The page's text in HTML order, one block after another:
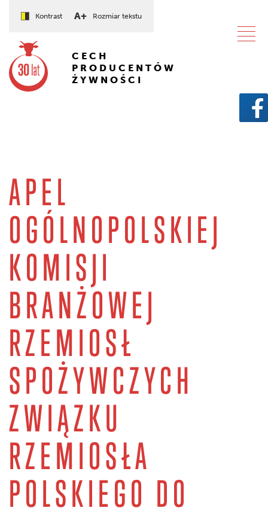
Kontrast A+ Rozmiar tekstu
CECH
PRODUCENTÓW
ŻYWNOŚCI
APEL
OGÓLNOPOLSKIEJ
KOMISJI
BRANŻOWEJ
RZEMIOSŁ
SPOŻYWCZYCH
ZWIĄZKU
RZEMIOSŁA
POLSKIEGO DO